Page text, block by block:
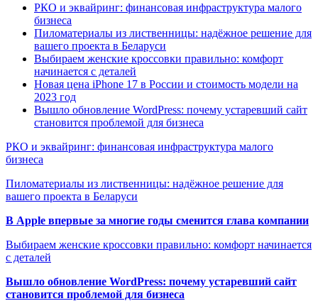
РКО и эквайринг: финансовая инфраструктура малого
бизнеса
Пиломатериалы из лиственницы: надёжное решение для
вашего проекта в Беларуси
Выбираем женские кроссовки правильно: комфорт
начинается с деталей
Новая цена iPhone 17 в России и стоимость модели на
2023 год
Вышло обновление WordPress: почему устаревший сайт
становится проблемой для бизнеса
РКО и эквайринг: финансовая инфраструктура малого
бизнеса
Пиломатериалы из лиственницы: надёжное решение для
вашего проекта в Беларуси
В Apple впервые за многие годы сменится глава компании
Выбираем женские кроссовки правильно: комфорт начинается
с деталей
Вышло обновление WordPress: почему устаревший сайт
становится проблемой для бизнеса